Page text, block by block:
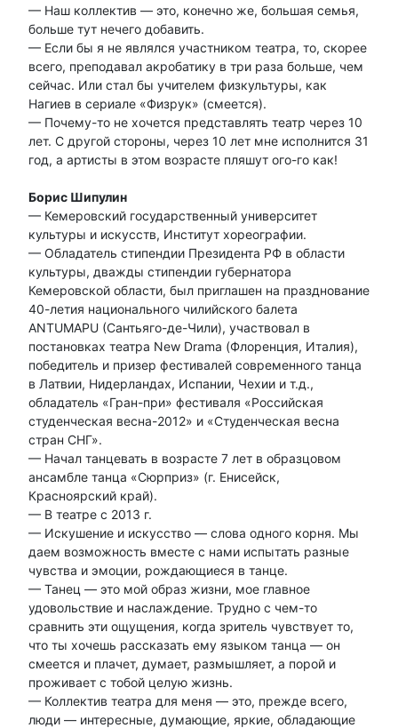
— Наш коллектив — это, конечно же, большая семья,
больше тут нечего добавить.
— Если бы я не являлся участником театра, то, скорее
всего, преподавал акробатику в три раза больше, чем
сейчас. Или стал бы учителем физкультуры, как
Нагиев в сериале «Физрук» (смеется).
— Почему-то не хочется представлять театр через 10
лет. С другой стороны, через 10 лет мне исполнится 31
год, а артисты в этом возрасте пляшут ого-го как!
Борис Шипулин
— Кемеровский государственный университет
культуры и искусств, Институт хореографии.
— Обладатель стипендии Президента РФ в области
культуры, дважды стипендии губернатора
Кемеровской области, был приглашен на празднование
40-летия национального чилийского балета
ANTUMAPU (Сантьяго-де-Чили), участвовал в
постановках театра New Drama (Флоренция, Италия),
победитель и призер фестивалей современного танца
в Латвии, Нидерландах, Испании, Чехии и т.д.,
обладатель «Гран-при» фестиваля «Российская
студенческая весна-2012» и «Студенческая весна
стран СНГ».
— Начал танцевать в возрасте 7 лет в образцовом
ансамбле танца «Сюрприз» (г. Енисейск,
Красноярский край).
— В театре с 2013 г.
— Искушение и искусство — слова одного корня. Мы
даем возможность вместе с нами испытать разные
чувства и эмоции, рождающиеся в танце.
— Танец — это мой образ жизни, мое главное
удовольствие и наслаждение. Трудно с чем-то
сравнить эти ощущения, когда зритель чувствует то,
что ты хочешь рассказать ему языком танца — он
смеется и плачет, думает, размышляет, а порой и
проживает с тобой целую жизнь.
— Коллектив театра для меня — это, прежде всего,
люди — интересные, думающие, яркие, обладающие